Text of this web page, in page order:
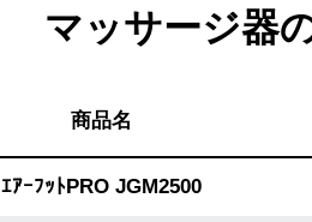
マッサージ器
商品名
ｴｱｰﾌｯﾄPRO JGM2500